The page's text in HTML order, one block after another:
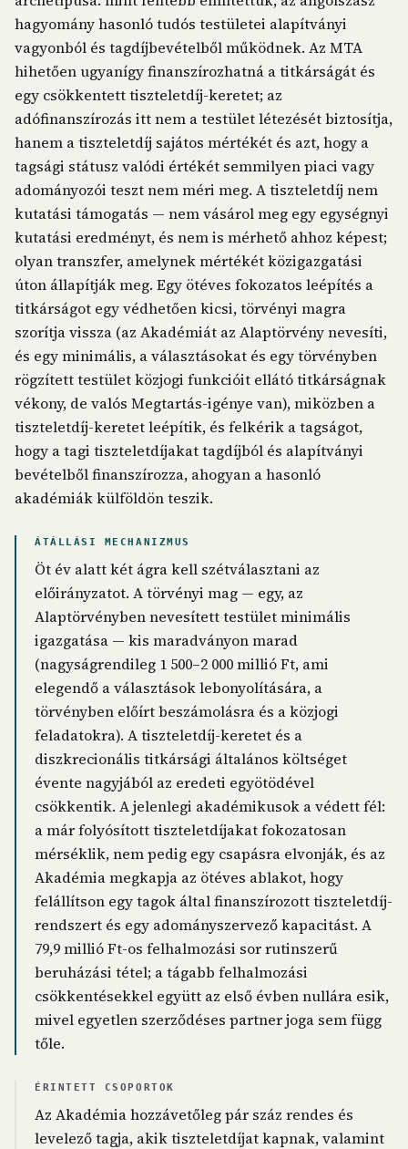
hagyomány hasonló tudós testületei alapítványi
vagyonból és tagdíjbevételből működnek. Az MTA
hihetően ugyanígy finanszírozhatná a titkárságát és
egy csökkentett tiszteletdíj-keretet; az
adófinanszírozás itt nem a testület létezését biztosítja,
hanem a tiszteletdíj sajátos mértékét és azt, hogy a
tagsági státusz valódi értékét semmilyen piaci vagy
adományozói teszt nem méri meg. A tiszteletdíj nem
kutatási támogatás — nem vásárol meg egy egységnyi
kutatási eredményt, és nem is mérhető ahhoz képest;
olyan transzfer, amelynek mértékét közigazgatási
úton állapítják meg. Egy ötéves fokozatos leépítés a
titkárságot egy védhetően kicsi, törvényi magra
szorítja vissza (az Akadémiát az Alaptörvény nevesíti,
és egy minimális, a választásokat és egy törvényben
rögzített testület közjogi funkcióit ellátó titkárságnak
vékony, de valós Megtartás-igénye van), miközben a
tiszteletdíj-keretet leépítik, és felkérik a tagságot,
hogy a tagi tiszteletdíjakat tagdíjból és alapítványi
bevételből finanszírozza, ahogyan a hasonló
akadémiák külföldön teszik.
ÁTÁLLÁSI MECHANIZMUS
Öt év alatt két ágra kell szétválasztani az
előirányzatot. A törvényi mag — egy, az
Alaptörvényben nevesített testület minimális
igazgatása — kis maradványon marad
(nagyságrendileg 1 500–2 000 millió Ft, ami
elegendő a választások lebonyolítására, a
törvényben előírt beszámolásra és a közjogi
feladatokra). A tiszteletdíj-keretet és a
diszkrecionális titkársági általános költséget
évente nagyjából az eredeti egyötödével
csökkentik. A jelenlegi akadémikusok a védett fél:
a már folyósított tiszteletdíjakat fokozatosan
mérséklik, nem pedig egy csapásra elvonják, és az
Akadémia megkapja az ötéves ablakot, hogy
felállítson egy tagok által finanszírozott tiszteletdíj-
rendszert és egy adományszervező kapacitást. A
79,9 millió Ft-os felhalmozási sor rutinszerű
beruházási tétel; a tágabb felhalmozási
csökkentésekkel együtt az első évben nullára esik,
mivel egyetlen szerződéses partner joga sem függ
tőle.
ÉRINTETT CSOPORTOK
Az Akadémia hozzávetőleg pár száz rendes és
levelező tagja, akik tiszteletdíjat kapnak, valamint